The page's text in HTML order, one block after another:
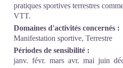
pratiques sportives terrestres
VTT.
Domaines d'activités concernés :
Manifestation sportive, Terrestre
Périodes de sensibilité :
janv. févr. mars avr. mai juin